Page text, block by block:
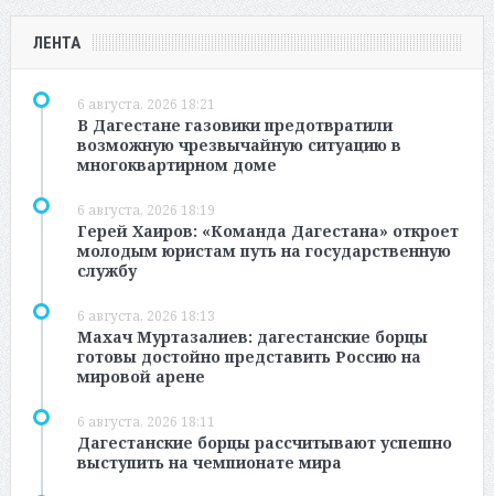
ЛЕНТА
6 августа, 2026 18:21
В Дагестане газовики предотвратили
возможную чрезвычайную ситуацию в
многоквартирном доме
6 августа, 2026 18:19
Герей Хаиров: «Команда Дагестана» откроет
молодым юристам путь на государственную
службу
6 августа, 2026 18:13
Махач Муртазалиев: дагестанские борцы
готовы достойно представить Россию на
мировой арене
6 августа, 2026 18:11
Дагестанские борцы рассчитывают успешно
выступить на чемпионате мира